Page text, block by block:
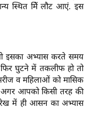
स्थित मिें लौट आएं. इस
इसका अभ्यास करते समय
घुटने में तकलीफ हो तो
व महिलाओं को मासिक
अगर आपको किसी तरह की
में ही आसन का अभ्यास